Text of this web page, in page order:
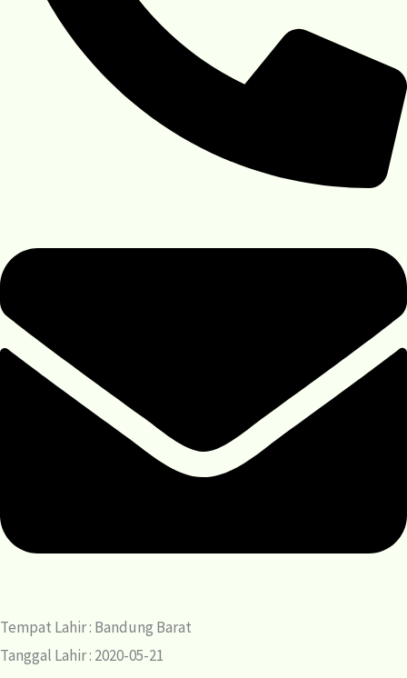
Tempat Lahir : Bandung Barat
Tanggal Lahir : 2020-05-21